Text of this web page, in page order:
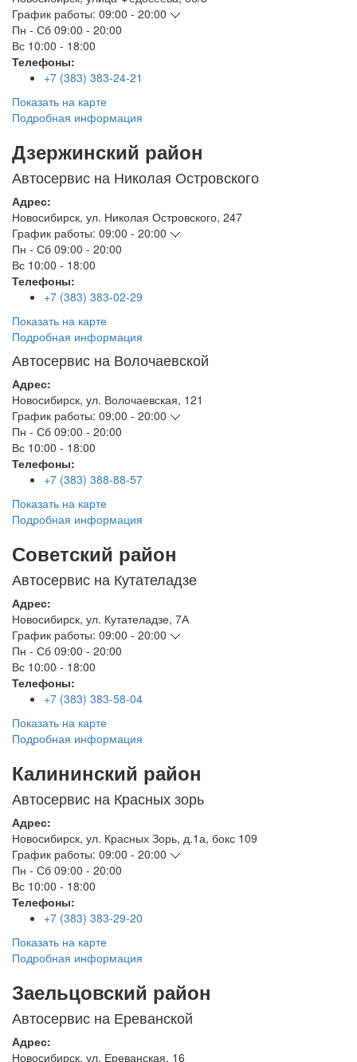
График работы: 09:00 - 20:00
Пн - Сб 09:00 - 20:00
Вс 10:00 - 18:00
Телефоны:
+7 (383) 383-24-21
Показать на карте
Подробная информация
Дзержинский район
Автосервис на Николая Островского
Адрес:
Новосибирск, ул. Николая Островского, 247
График работы: 09:00 - 20:00
Пн - Сб 09:00 - 20:00
Вс 10:00 - 18:00
Телефоны:
+7 (383) 383-02-29
Показать на карте
Подробная информация
Автосервис на Волочаевской
Адрес:
Новосибирск, ул. Волочаевская, 121
График работы: 09:00 - 20:00
Пн - Сб 09:00 - 20:00
Вс 10:00 - 18:00
Телефоны:
+7 (383) 388-88-57
Показать на карте
Подробная информация
Советский район
Автосервис на Кутателадзе
Адрес:
Новосибирск, ул. Кутателадзе, 7А
График работы: 09:00 - 20:00
Пн - Сб 09:00 - 20:00
Вс 10:00 - 18:00
Телефоны:
+7 (383) 383-58-04
Показать на карте
Подробная информация
Калининский район
Автосервис на Красных зорь
Адрес:
Новосибирск, ул. Красных Зорь, д.1а, бокс 109
График работы: 09:00 - 20:00
Пн - Сб 09:00 - 20:00
Вс 10:00 - 18:00
Телефоны:
+7 (383) 383-29-20
Показать на карте
Подробная информация
Заельцовский район
Автосервис на Ереванской
Адрес:
Новосибирск, ул. Ереванская, 16